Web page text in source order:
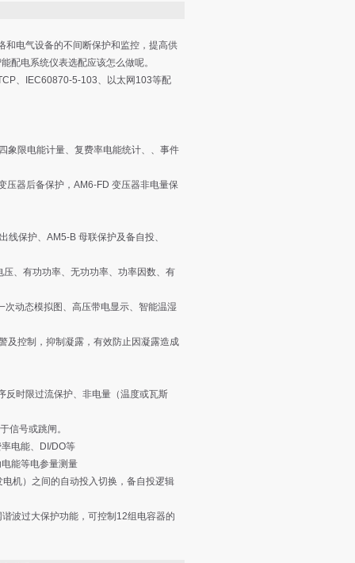
电气设备的不间断保护和监控，提高供
配电系统仪表选配应该怎么做呢。
、IEC60870-5-103、以太网103等配
限电能计量、复费率电能统计、、事件
器后备保护，AM6-FD 变压器非电量保
保护、AM5-B 母联保护及备自投、
、有功功率、无功功率、功率因数、有
动态模拟图、高压带电显示、智能温湿
控制，抑制凝露，有效防止因凝露造成
时限过流保护、非电量（温度或瓦斯
号或跳闸。
电能、DI/DO等
能等电参量测量
机）之间的自动投入切换，备自投逻辑
波过大保护功能，可控制12组电容器的